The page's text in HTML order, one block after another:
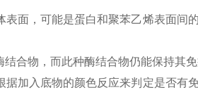
面，可能是蛋白和聚苯乙烯表面间
合物，而此种酶结合物仍能保持其免
加入底物的颜色反应来判定是否有